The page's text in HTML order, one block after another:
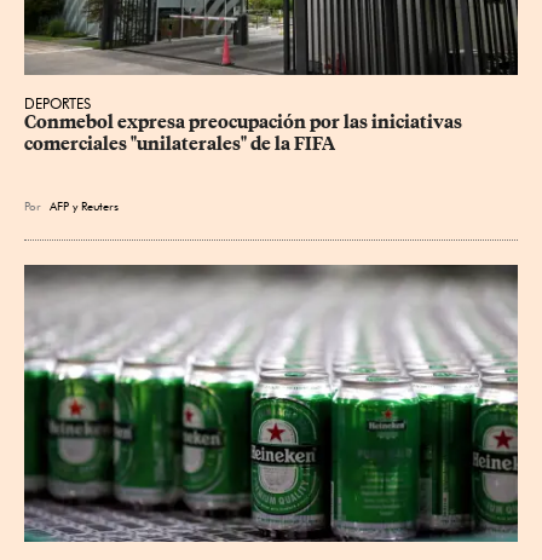
DEPORTES
Conmebol expresa preocupación por las iniciativas
comerciales "unilaterales" de la FIFA
Por AFP yReuters